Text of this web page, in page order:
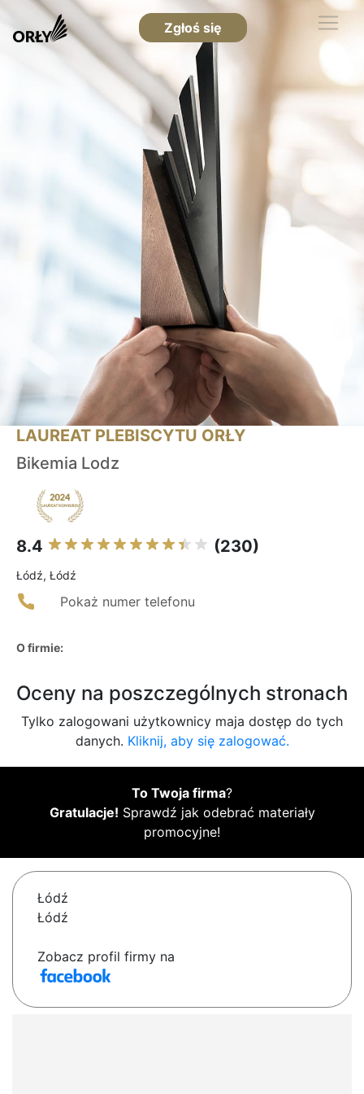
Zgłoś się
LAUREAT PLEBISCYTU ORŁY
Bikemia Lodz
8.4 (230)
Łódź, Łódź
Pokaż numer telefonu
O firmie:
Oceny na poszczególnych stronach
Tylko zalogowani użytkownicy maja dostęp do tych
danych. Kliknij, aby się zalogować.
To Twoja firma?
Gratulacje! Sprawdź jak odebrać materiały
promocyjne!
Łódź
Łódź
Zobacz profil firmy na